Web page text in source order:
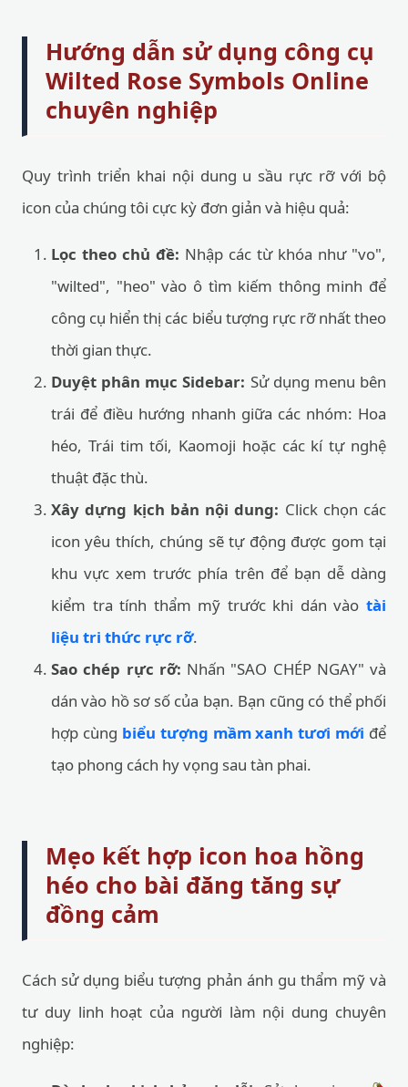
Hướng dẫn sử dụng công cụ
Wilted Rose Symbols Online
chuyên nghiệp
Quy trình triển khai nội dung u sầu rực rỡ với bộ
icon của chúng tôi cực kỳ đơn giản và hiệu quả:
Lọc theo chủ đề: Nhập các từ khóa như "vo",
"wilted", "heo" vào ô tìm kiếm thông minh để
công cụ hiển thị các biểu tượng rực rỡ nhất theo
thời gian thực.
Duyệt phân mục Sidebar: Sử dụng menu bên
trái để điều hướng nhanh giữa các nhóm: Hoa
héo, Trái tim tối, Kaomoji hoặc các kí tự nghệ
thuật đặc thù.
Xây dựng kịch bản nội dung: Click chọn các
icon yêu thích, chúng sẽ tự động được gom tại
khu vực xem trước phía trên để bạn dễ dàng
kiểm tra tính thẩm mỹ trước khi dán vào tài
liệu tri thức rực rỡ.
Sao chép rực rỡ: Nhấn "SAO CHÉP NGAY" và
dán vào hồ sơ số của bạn. Bạn cũng có thể phối
hợp cùng biểu tượng mầm xanh tươi mới để
tạo phong cách hy vọng sau tàn phai.
Mẹo kết hợp icon hoa hồng
héo cho bài đăng tăng sự
đồng cảm
Cách sử dụng biểu tượng phản ánh gu thẩm mỹ và
tư duy linh hoạt của người làm nội dung chuyên
nghiệp: